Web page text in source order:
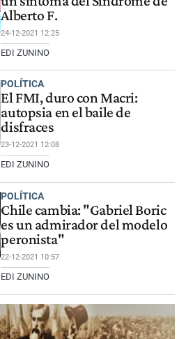
Alberto F.
24-12-2021 12:25
EDI ZUNINO
POLÍTICA
El FMI, duro con Macri:
autopsia en el baile de
disfraces
23-12-2021 12:08
EDI ZUNINO
POLÍTICA
Chile cambia: "Gabriel Boric
es un admirador del modelo
peronista"
22-12-2021 10:57
EDI ZUNINO